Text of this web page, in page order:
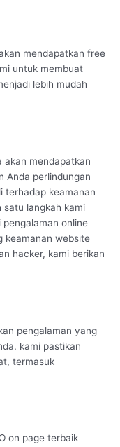
mendapatkan free
untuk membuat
lebih mudah
akan mendapatkan
Anda perlindungan
terhadap keamanan
satu langkah kami
online
keamanan website
hacker, kami berikan
pengalaman yang
kami pastikan
termasuk
on page terbaik